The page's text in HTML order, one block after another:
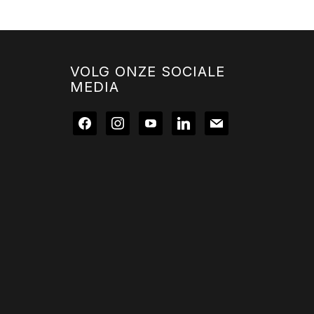
VOLG ONZE SOCIALE
MEDIA
facebookinstagramyoutubelinkedinmail